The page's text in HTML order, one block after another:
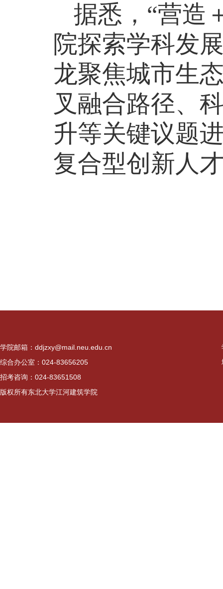
据悉，“营造
院探索学科发
龙聚焦城市生
叉融合路径、
升等关键议题
复合型创新人
学院邮箱：ddjzxy@mail.neu.edu.cn
综合办公室：024-83656205
招考咨询：024-83651508
版权所有东北大学江河建筑学院